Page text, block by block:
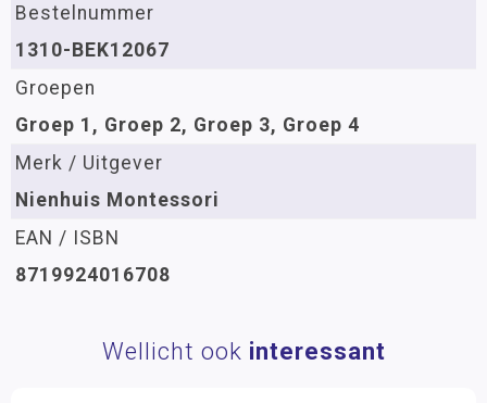
Bestelnummer
1310-BEK12067
Groepen
Groep 1, Groep 2, Groep 3, Groep 4
Merk / Uitgever
Nienhuis Montessori
EAN / ISBN
8719924016708
Wellicht ook interessant